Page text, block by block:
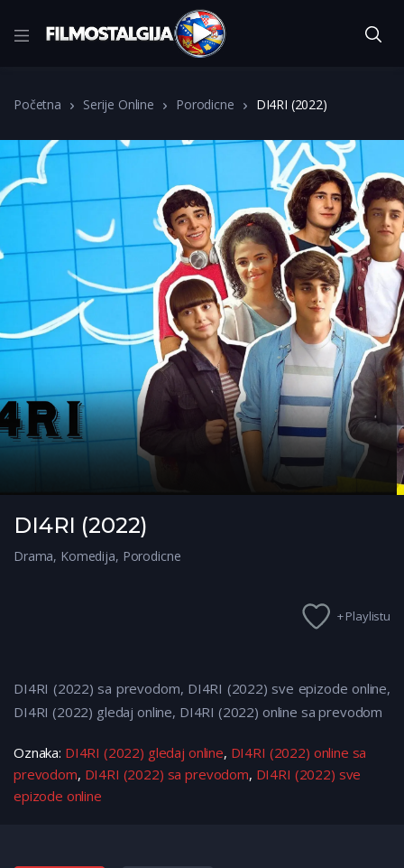
Početna Serije Online Porodicne DI4RI (2022)
DI4RI (2022)
Drama, Komedija, Porodicne
+ Playlistu
DI4RI (2022) sa prevodom, DI4RI (2022) sve epizode online,
DI4RI (2022) gledaj online, DI4RI (2022) online sa prevodom
Oznaka: DI4RI (2022) gledaj online, DI4RI (2022) online sa
prevodom, DI4RI (2022) sa prevodom, DI4RI (2022) sve
epizode online